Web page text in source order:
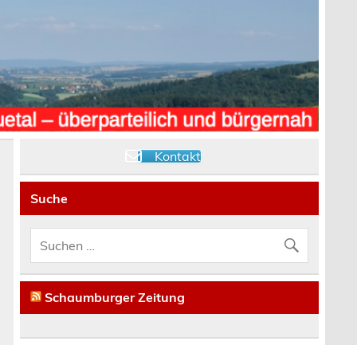
Kontakt
Suche
Schaumburger Zeitung